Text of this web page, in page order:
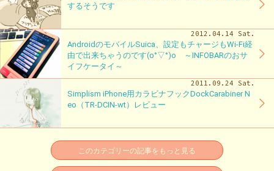
するそうです
2012.04.14 Sat.
AndroidのモバイルSuica、設定もチャージもWi-Fi経
由で出来ちゃうのです(o°▽°)o ～INFOBARのおサ
イフケータイ～
2011.09.24 Sat.
Simplism iPhone用カラビナフックDockCarabiner N
eo（TR-DCIN-wt）レビュー
このカテゴリーの記事をもっと見る